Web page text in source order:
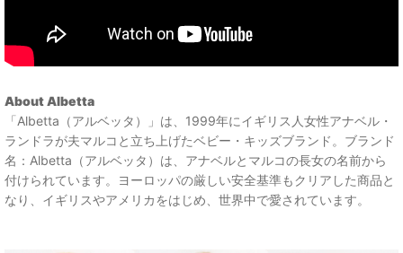
About Albetta
「Albetta（アルベッタ）」は、1999年にイギリス人女性アナベル・
ランドラが夫マルコと立ち上げたベビー・キッズブランド。ブランド
名：Albetta（アルベッタ）は、アナベルとマルコの長女の名前から
付けられています。ヨーロッパの厳しい安全基準もクリアした商品と
なり、イギリスやアメリカをはじめ、世界中で愛されています。